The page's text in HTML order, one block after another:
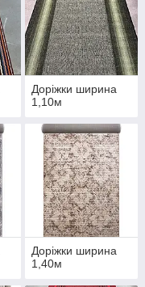
Доріжки ширина
1,10м
Доріжки ширина
1,40м